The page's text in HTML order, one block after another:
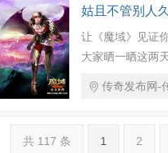
姑且不管别人
让《魔域》见证
大家晒一晒这两
传奇发布网-
共 117 条 1 2